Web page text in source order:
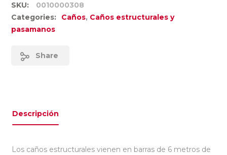
SKU:
0010000308
Categories:
Caños, Caños estructurales y
pasamanos
Share
Descripción
Los caños estructurales vienen en barras de 6 metros de